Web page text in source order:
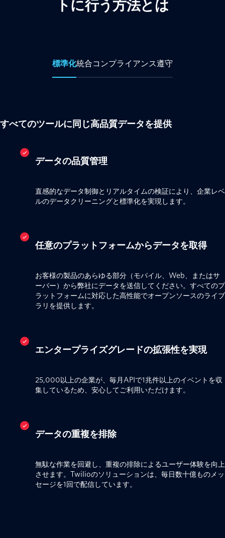
トに行う方法とは
標準化統合コンプライアンス遵守
すべてのツールに同じ高品質データを提供
データの品質管理
直感的なデータ制御とリアルタイムの検証により、企業レベ
ルのデータクリーニングと標準化を実現します。
任意のプラットフォームからデータを取得
お客様の製品のあらゆる部分（モバイル、Web、またはサ
ーバー）から弊社にデータを送信してください。すべてのプ
ラットフォームに対応した高性能でオープンソースのライブ
ラリを提供します。
エンタープライズグレードの拡張性を実現
25,000以上の企業が、毎月APIで1兆件以上のイベントを収
集しているため、安心してご利用いただけます。
データの重複を排除
無駄な作業を回避し、重複の排除によるユーザー体験を向上
させます。Twilioのソリューションは、毎日数十億ものメッ
セージを1回で配信しています。